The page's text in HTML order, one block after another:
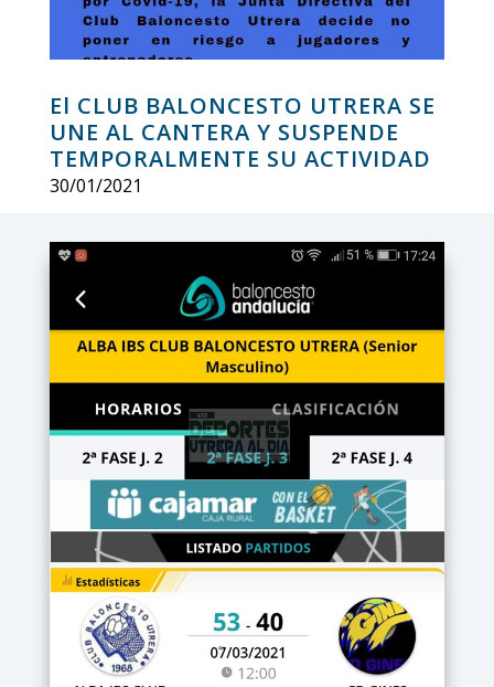
El CLUB BALONCESTO UTRERA SE
UNE AL CANTERA Y SUSPENDE
TEMPORALMENTE SU ACTIVIDAD
30/01/2021